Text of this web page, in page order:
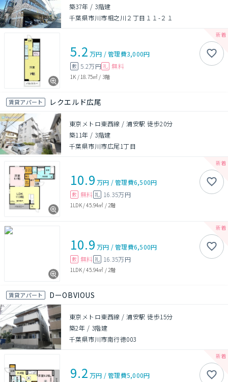
築37年 / 3階建
千葉県市川市相之川２丁目１１-２１
5.2 万円 /管理費3,000円
敷 5.2万円 礼 無料
1K / 18.75㎡ / 3階
賃貸アパート レクエルド広尾
東京メトロ東西線 / 浦安駅 徒歩20分
築11年 / 3階建
千葉県市川市広尾1丁目
10.9 万円 /管理費6,500円
敷 無料 礼 16.35万円
1LDK/45.94㎡ / 2階
10.9 万円 /管理費6,500円
敷 無料 礼 16.35万円
1LDK/45.94㎡ / 2階
賃貸アパート DーOBVIOUS
東京メトロ東西線 / 浦安駅 徒歩15分
築2年 / 3階建
千葉県市川市南行徳003
9.2 万円 /管理費5,000円